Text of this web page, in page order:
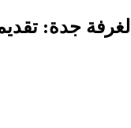
جدة: